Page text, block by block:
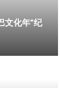
文化年”纪